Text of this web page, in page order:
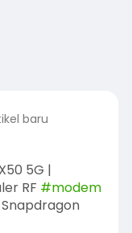
baru
5G |
RF #modem